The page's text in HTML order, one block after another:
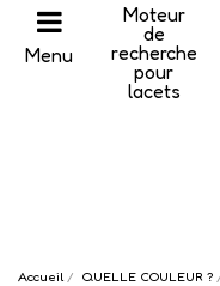
Menu
Moteur
de
recherche
pour
lacets
Accueil QUELLE COULEUR ?